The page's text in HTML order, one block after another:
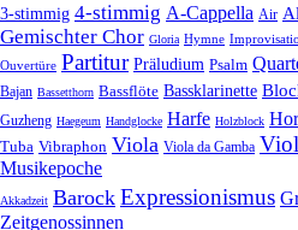
3-stimmig 4-stimmig A-Cappella Air
Gemischter Chor Gloria Hymne
Ouvertüre Partitur Präludium Psalm
Bajan Bassetthorn Bassflöte Bassklarinette
Guzheng Haegeum Handglocke Harfe Holzblock
Tuba Vibraphon Viola Viola da Gamba
Musikepoche
Akkadzeit Barock Expressionismus
Zeitgenossinnen